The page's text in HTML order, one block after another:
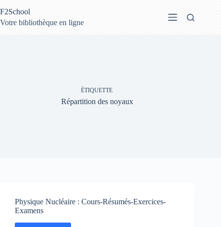
au
contenu
F2School
Votre bibliothèque en ligne
ÉTIQUETTE
Répartition des noyaux
Physique Nucléaire : Cours-Résumés-Exercices-
Examens